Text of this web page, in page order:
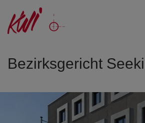
Bezirksgericht